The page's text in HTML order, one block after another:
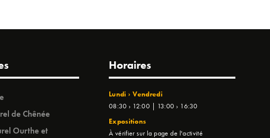
de Chênée
Ourthe et
Horaires
Lundi › Vendredi
08:30 › 12:00 | 13:00 › 16:30
Expositions
À vérifier sur la page de l'activité